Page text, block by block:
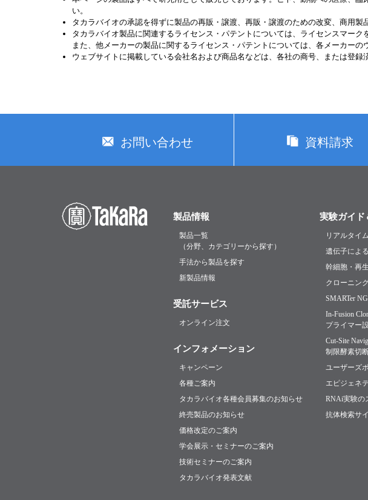
い。
タカラバイオの承認を得ずに製品の再販・譲渡、再販・譲渡のための改変、商用製
タカラバイオ製品に関連するライセンス・パテントについては、ライセンスマーク
また、他メーカーの製品に関するライセンス・パテントについては、各メーカー
ウェブサイトに掲載している会社名および商品名などは、各社の商号、または登
お問い合わせ 資料請求
製品情報
製品一覧
（分野、カテゴリーから探す）
手法から製品を探す
新製品情報
受託サービス
オンライン注文
インフォメーション
キャンペーン
各種ご案内
タカラバイオ各種会員募集のお知らせ
終売製品のお知らせ
価格改定のご案内
学会展示・セミナーのご案内
技術セミナーのご案内
タカラバイオ発表文献
実験ガイド
リアルタイ
遺伝子によ
幹細胞・再
クローニン
SMARTer
In-Fusion
プライマー
Cut-Site
制限酵素切
ユーザーズ
エピジェネ
RNAi実験の
抗体検索サ